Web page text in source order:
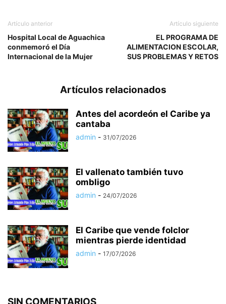
Artículo anterior
Hospital Local de Aguachica
conmemoró el Día
Internacional de la Mujer
Artículo siguiente
EL PROGRAMA DE
ALIMENTACION ESCOLAR,
SUS PROBLEMAS Y RETOS
Artículos relacionados
Antes del acordeón el Caribe ya
cantaba
admin - 31/07/2026
El vallenato también tuvo
ombligo
admin - 24/07/2026
El Caribe que vende folclor
mientras pierde identidad
admin - 17/07/2026